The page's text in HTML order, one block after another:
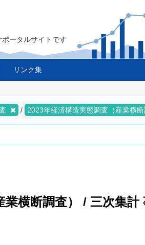
ータルサイトです
リンク集
2023年経済構造実態調査（産業横断
横断調査） / 三次集